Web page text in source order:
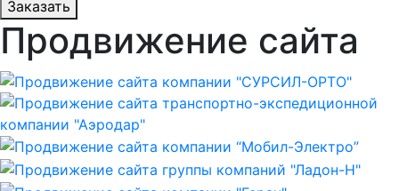
Заказать
Продвижение сайта